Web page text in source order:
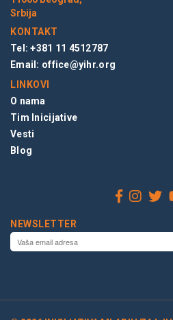
Srbija
KONTAKT
Tel: +381 11 4512787
Email: office@yihr.org
LINKOVI
O nama
Tim Inicijative
Vesti
Blog
NEWSLETTER